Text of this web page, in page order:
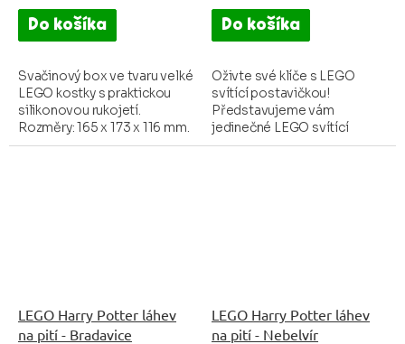
Do košíka
Svačinový box ve tvaru velké
LEGO kostky s praktickou
silikonovou rukojetí.
Rozměry: 165 x 173 x 116 mm.
Materiál: Polypropylen (PP),
Do košíka
Oživte své klíče s LEGO
svítící postavičkou!
Představujeme vám
jedinečné LEGO svítící
přívěsky, které kombinují
LEGO Harry Potter láhev
na pití - Bradavice
LEGO Harry Potter láhev
na pití - Nebelvír